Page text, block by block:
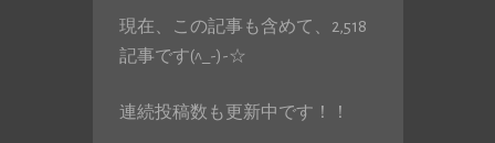
現在、この記事も含めて、2,518
記事です(^_-)-☆
連続投稿数も更新中です！！